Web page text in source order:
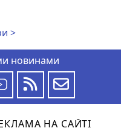
>
новинами
НА САЙТІ